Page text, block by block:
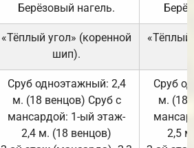
Берёзовый нагель.
«Тёплый угол» (коренной
шип).
«Тёплый
Сруб одноэтажный: 2,4
м. (18 венцов) Сруб с
мансардой: 1-ый этаж-
2,4 м. (18 венцов)
Сруб
м. (18
2,5